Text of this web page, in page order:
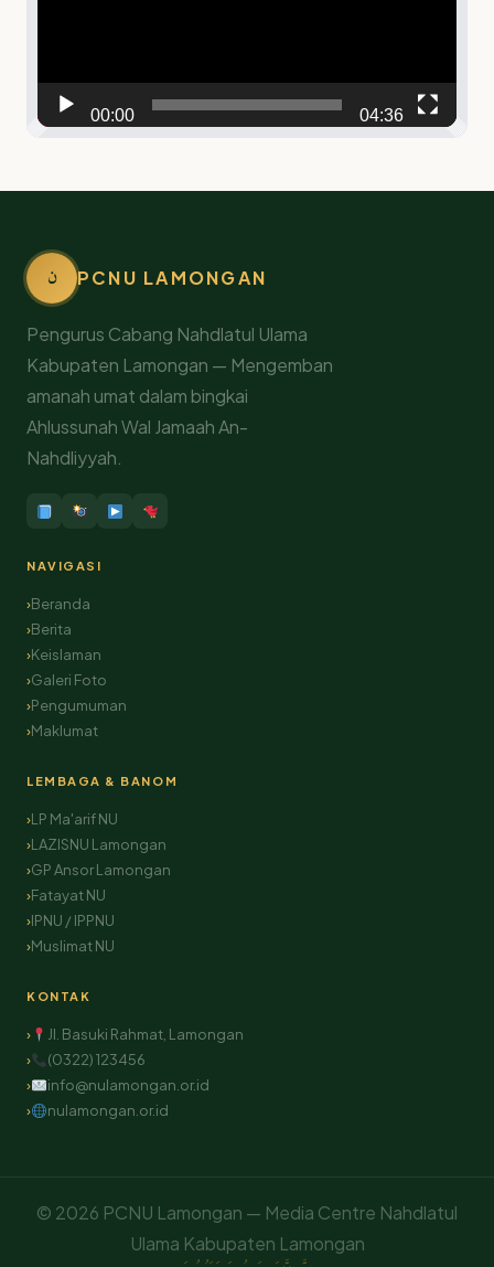
00:00 04:36
ن PCNU LAMONGAN
Pengurus Cabang Nahdlatul Ulama
Kabupaten Lamongan — Mengemban
amanah umat dalam bingkai
Ahlussunah Wal Jamaah An-
Nahdliyyah.
NAVIGASI
Beranda
Berita
Keislaman
Galeri Foto
Pengumuman
Maklumat
LEMBAGA & BANOM
LP Ma'arif NU
LAZISNU Lamongan
GP Ansor Lamongan
Fatayat NU
IPNU / IPPNU
Muslimat NU
KONTAK
Jl. Basuki Rahmat, Lamongan
(0322) 123456
info@nulamongan.or.id
nulamongan.or.id
© 2026 PCNU Lamongan — Media Centre Nahdlatul
Ulama Kabupaten Lamongan